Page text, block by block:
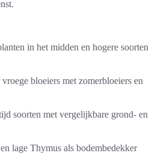
in het midden en hogere soorten
bloeiers met zomerbloeiers en
soorten met vergelijkbare grond- en
lage Thymus als bodembedekker